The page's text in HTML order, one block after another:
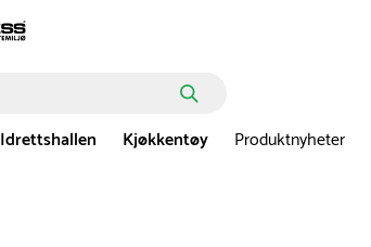
Idrettshallen Kjøkkentøy Produktnyheter